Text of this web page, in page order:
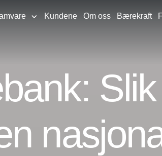
Kundene Om oss Bærekraft